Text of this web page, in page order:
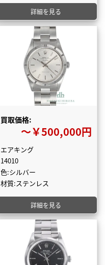
詳細を見る
買取価格:
〜￥500,000円
エアキング
14010
色:シルバー
材質:ステンレス
詳細を見る